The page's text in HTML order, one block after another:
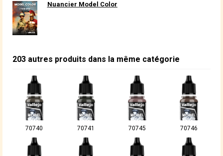
Nuancier Model Color
203 autres produits dans la même catégorie
70740 70741 70745 70746